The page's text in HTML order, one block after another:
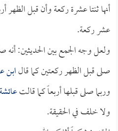
أنها ثنتا عشرة ركعة وأن قبل الظهر
عشر ركعة.
ولعل وجه الجمع بين الحديثين: أنه
صلى قبل الظهر ركعتين كما قالابن
وربما صلى قبلها أربعاً كما قالتعائشة
ولا خلف في الحقيقة.